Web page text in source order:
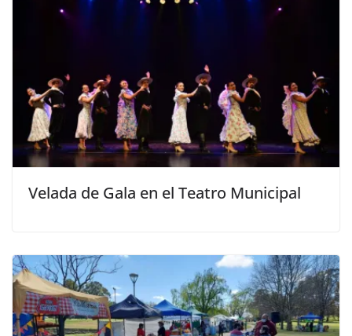
Velada de Gala en el Teatro Municipal